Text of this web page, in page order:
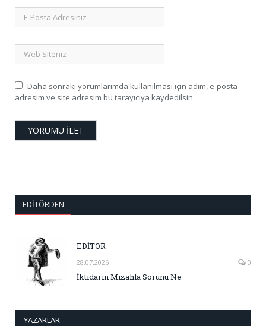
Daha sonraki yorumlarımda kullanılması için adım, e-posta
adresim ve site adresim bu tarayıcıya kaydedilsin.
EDITÖRDEN
EDİTÖR
28.07.2026 0
İktidarın Mizahla Sorunu Ne
YAZARLAR